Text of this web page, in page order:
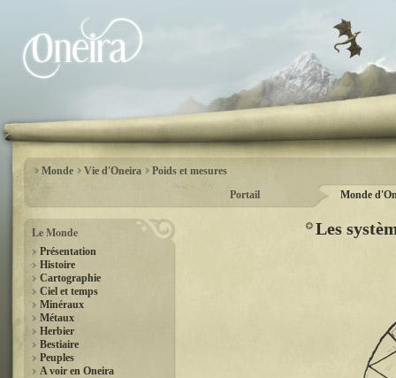
Monde Vie d'Oneira
Poids et mesures
Portail
Monde
Le Monde
Présentation
Histoire
Cartographie
Ciel et temps
Minéraux
Métaux
Herbier
Bestiaire
Peuples
A voir en Oneira
Les